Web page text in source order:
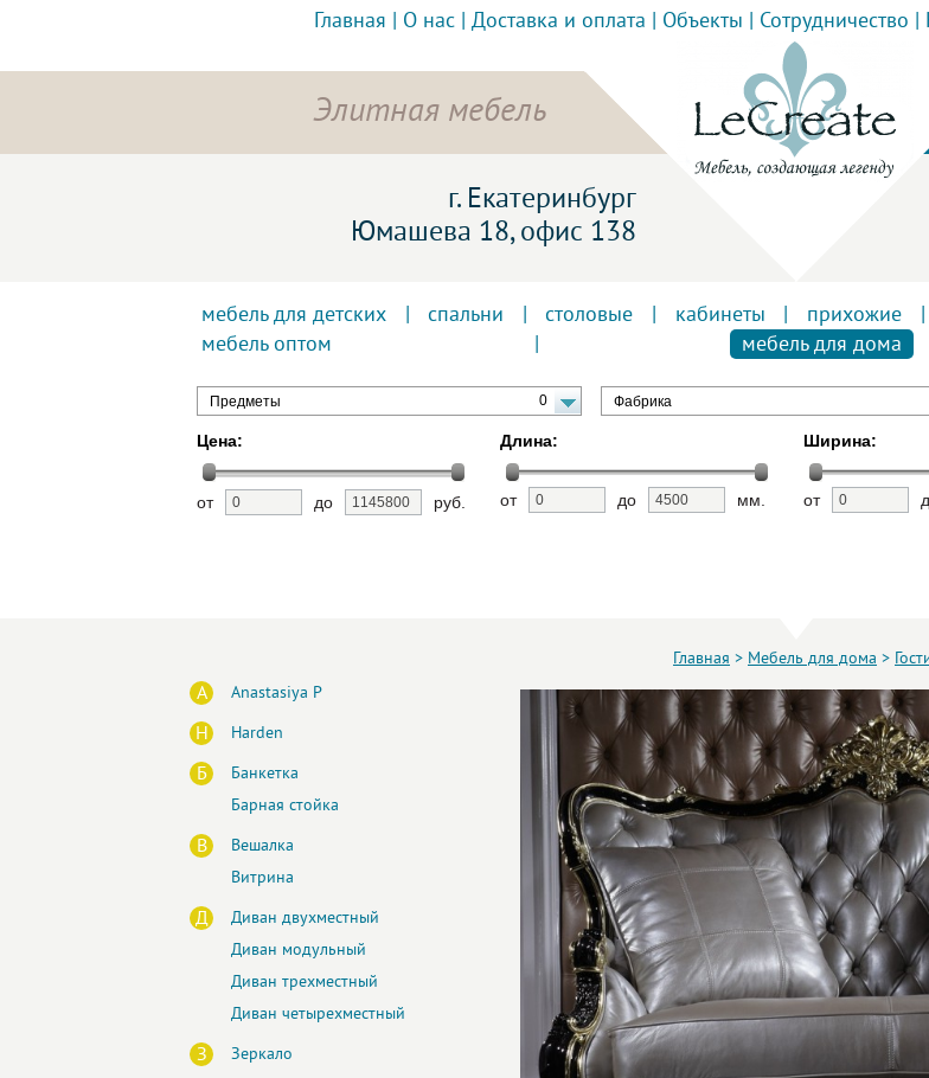
Главная О нас Доставка и оплата Объекты Сотрудничество
Элитная мебель
г. Екатеринбург
Юмашева 18, офис 138
мебель для детских спальни столовые кабинеты прихожие
мебель оптом
мебель для дома
Предметы 0 Фабрика
Цена:
от до руб.
Длина:
от до мм.
Ширина:
от
A Anastasiya P
H Harden
Б
Банкетка
Барная стойка
В
Вешалка
Витрина
Д
Диван двухместный
Диван модульный
Диван трехместный
Диван четырехместный
З
Зеркало
Главная > Мебель для дома >